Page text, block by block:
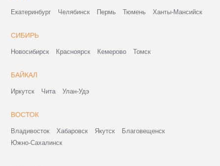
Екатеринбург Челябинск Пермь Тюмень Ханты-Мансийск
СИБИРЬ
Новосибирск Красноярск Кемерово Томск
БАЙКАЛ
Иркутск Чита Улан-Удэ
ВОСТОК
Владивосток Хабаровск Якутск
Благовещенск
Южно-Сахалинск